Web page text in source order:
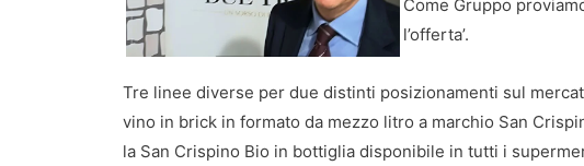
Come Gruppo
l’offerta’.
Tre linee diverse per due distinti posizionamenti sul
vino in brick in formato da mezzo litro a marchio San
la San Crispino Bio in bottiglia disponibile in tutti i